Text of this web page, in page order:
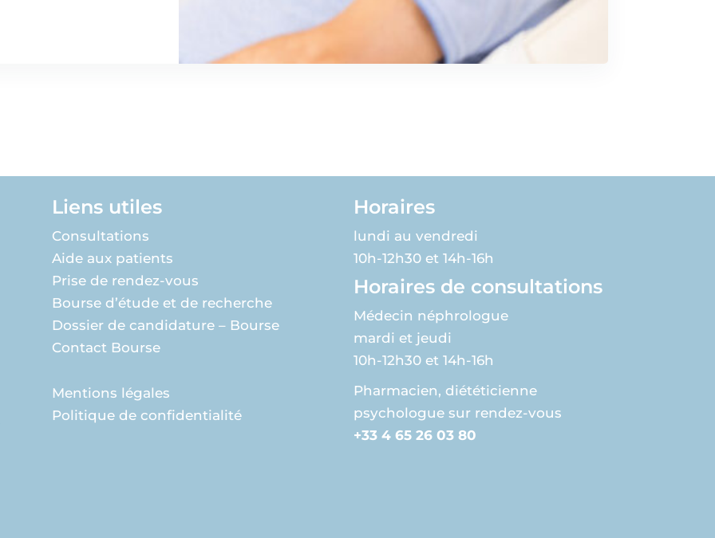
Liens utiles
Consultations
Aide aux patients
Prise de rendez-vous
Bourse d’étude et de recherche
Dossier de candidature – Bourse
Contact Bourse
Mentions légales
Politique de confidentialité
Horaires
lundi au vendredi
10h-12h30 et 14h-16h
Horaires de consultations
Médecin néphrologue
mardi et jeudi
10h-12h30 et 14h-16h
Pharmacien, diététicienne
psychologue sur rendez-vous
+33 4 65 26 03 80